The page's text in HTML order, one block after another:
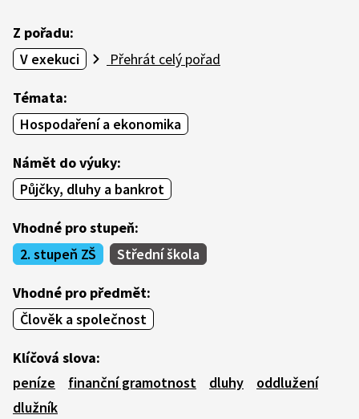
Z pořadu:
V exekuci
Přehrát celý pořad
Témata:
Hospodaření a ekonomika
Námět do výuky:
Půjčky, dluhy a bankrot
Vhodné pro stupeň:
2. stupeň ZŠ
Střední škola
Vhodné pro předmět:
Člověk a společnost
Klíčová slova:
peníze
finanční gramotnost dluhy
oddlužení
dlužník